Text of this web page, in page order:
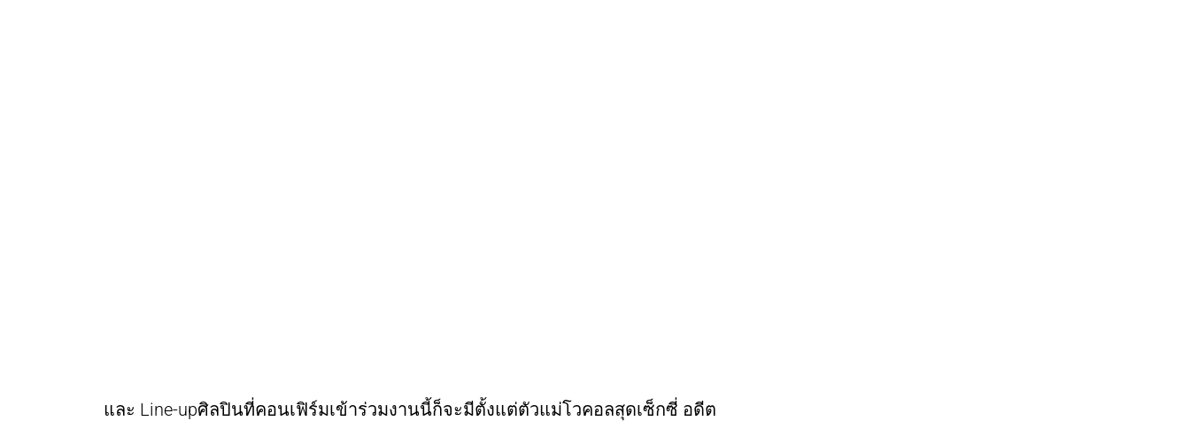
และ Line-upศิลปินที่คอนเฟิร์มเข้าร่วมงานนี้ก็จะมีตั้งแต่ตัวแม่โวคอลสุดเซ็กซี่ อดีต